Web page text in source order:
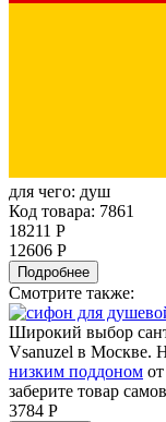
для чего: душ
Код товара: 7861
18211 Р
12606 Р
Подробнее
Смотрите также:
Широкий выбор
Vsanuzel в Москве.
низким поддоном
заберите товар
3784 Р